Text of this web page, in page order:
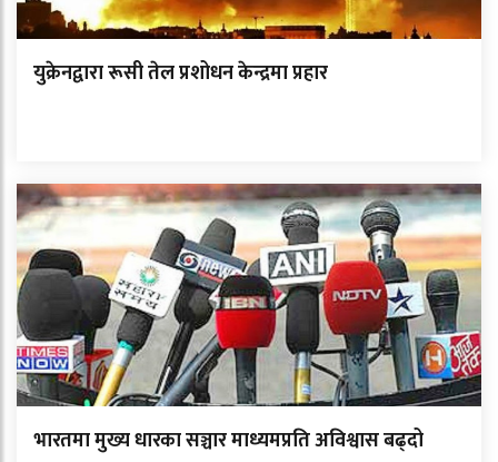
युक्रेनद्वारा रूसी तेल प्रशोधन केन्द्रमा प्रहार
भारतमा मुख्य धारका सञ्चार माध्यमप्रति अविश्वास बढ्दो